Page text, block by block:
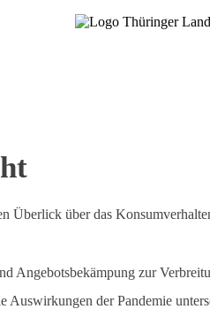
über das
Angebotsbekämpung zur
der Pandemie